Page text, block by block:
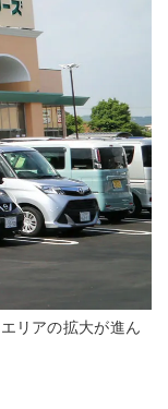
リアの拡大が進ん